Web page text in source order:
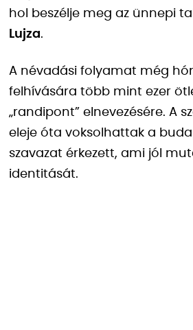
hol beszélje meg az ünnepi
Lujza.
A névadási folyamat még
felhívására több mint ezer
„randipont” elnevezésére. A
eleje óta voksolhattak a
szavazat érkezett, ami jól
identitását.